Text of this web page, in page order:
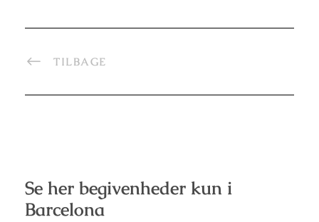
TILBAGE
Se her begivenheder kun i
Barcelona